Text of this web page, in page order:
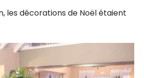
les décorations de Noël étaient